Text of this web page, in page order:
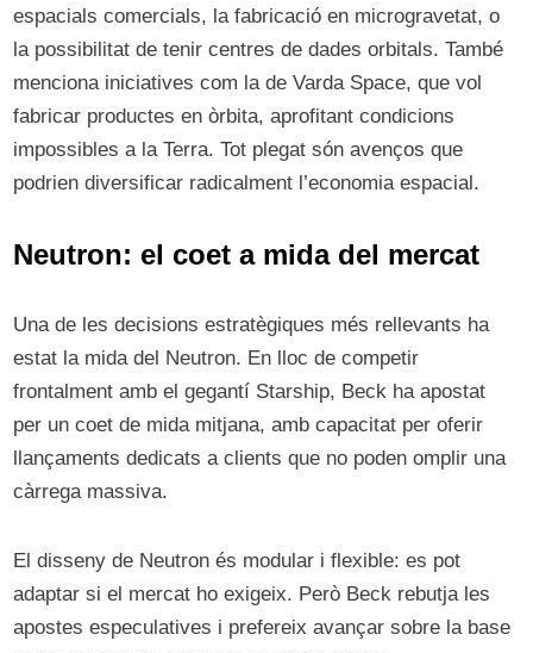
espacials comercials, la fabricació en microgravetat, o
la possibilitat de tenir centres de dades orbitals. També
menciona iniciatives com la de Varda Space, que vol
fabricar productes en òrbita, aprofitant condicions
impossibles a la Terra. Tot plegat són avenços que
podrien diversificar radicalment l’economia espacial.
Neutron: el coet a mida del mercat
Una de les decisions estratègiques més rellevants ha
estat la mida del Neutron. En lloc de competir
frontalment amb el gegantí Starship, Beck ha apostat
per un coet de mida mitjana, amb capacitat per oferir
llançaments dedicats a clients que no poden omplir una
càrrega massiva.
El disseny de Neutron és modular i flexible: es pot
adaptar si el mercat ho exigeix. Però Beck rebutja les
apostes especulatives i prefereix avançar sobre la base